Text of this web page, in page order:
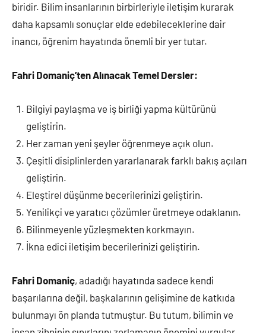
biridir. Bilim insanlarının birbirleriyle iletişim kurarak
daha kapsamlı sonuçlar elde edebileceklerine dair
inancı, öğrenim hayatında önemli bir yer tutar.
Fahri Domaniç’ten Alınacak Temel Dersler:
Bilgiyi paylaşma ve iş birliği yapma kültürünü
geliştirin.
Her zaman yeni şeyler öğrenmeye açık olun.
Çeşitli disiplinlerden yararlanarak farklı bakış açıları
geliştirin.
Eleştirel düşünme becerilerinizi geliştirin.
Yenilikçi ve yaratıcı çözümler üretmeye odaklanın.
Bilinmeyenle yüzleşmekten korkmayın.
İkna edici iletişim becerilerinizi geliştirin.
Fahri Domaniç, adadığı hayatında sadece kendi
başarılarına değil, başkalarının gelişimine de katkıda
bulunmayı ön planda tutmuştur. Bu tutum, bilimin ve